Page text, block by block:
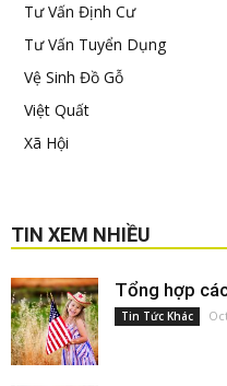
Tư Vấn Định Cư
Tư Vấn Tuyển Dụng
Vệ Sinh Đồ Gỗ
Việt Quất
Xã Hội
TIN XEM NHIỀU
Tổng hợp
Tin Tức Khác